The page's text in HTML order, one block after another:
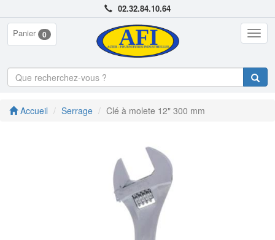
02.32.84.10.64
Panier 0
Accueil Serrage Clé à molete 12" 300 mm